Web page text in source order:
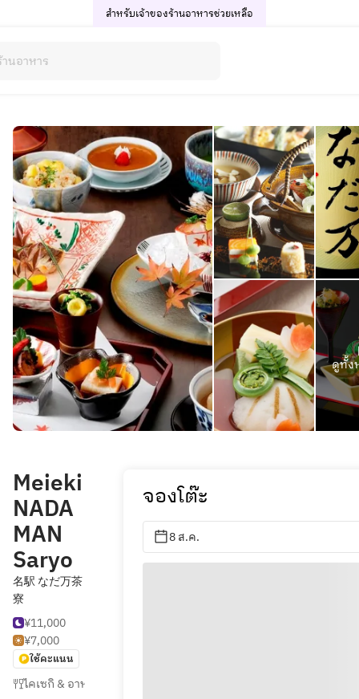
สำหรับเจ้าของร้านอาหารช่วยเหลือ
ดูทั้ง
Meieki
NADA
MAN
Saryo
名駅 なだ万茶
寮
¥11,000
¥7,000
ใช้คะแนน
ไคเซกิ & อาหารเกียวโต (ญี่ปุ่น)
จองโต๊ะ
8 ส.ค.